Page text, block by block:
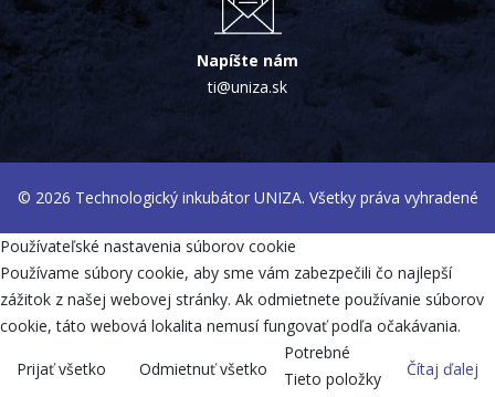
Napíšte nám
ti@uniza.sk
© 2026 Technologický inkubátor UNIZA. Všetky práva vyhradené
Používateľské nastavenia súborov cookie
Používame súbory cookie, aby sme vám zabezpečili čo najlepší
zážitok z našej webovej stránky. Ak odmietnete používanie súborov
cookie, táto webová lokalita nemusí fungovať podľa očakávania.
Prijať všetko Odmietnuť všetko Čítaj ďalej
Potrebné
Tieto položky